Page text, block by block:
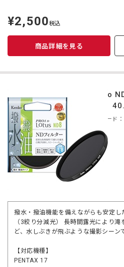
定
価
¥2,500税込
商品詳細を見る
Kenko
ND8
商品コード
撥水・撥油機能を備えながらも安定し
（3絞り分減光） 長時間露光により
ど、水しぶきが飛ぶような撮影シーン
【対応機種】
PENTAX 17